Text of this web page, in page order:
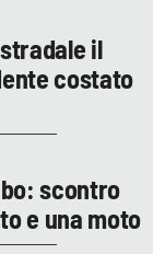
il
costato
scontro
e una moto